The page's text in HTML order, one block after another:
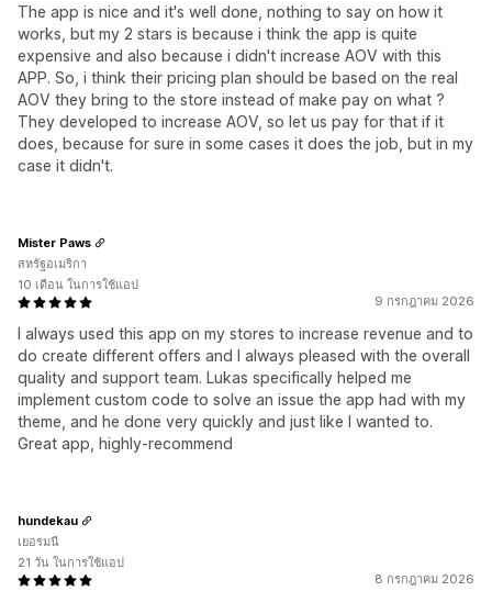
The app is nice and it's well done, nothing to say on how it
works, but my 2 stars is because i think the app is quite
expensive and also because i didn't increase AOV with this
APP. So, i think their pricing plan should be based on the real
AOV they bring to the store instead of make pay on what ?
They developed to increase AOV, so let us pay for that if it
does, because for sure in some cases it does the job, but in my
case it didn't.
9 กรกฎาคม 2026
I always used this app on my stores to increase revenue and to
do create different offers and I always pleased with the overall
quality and support team. Lukas specifically helped me
implement custom code to solve an issue the app had with my
theme, and he done very quickly and just like I wanted to.
Great app, highly-recommend
Mister Paws
สหรัฐอเมริกา
10 เดือน ในการใช้แอป
8 กรกฎาคม 2026
hundekau
เยอรมนี
21 วัน ในการใช้แอป